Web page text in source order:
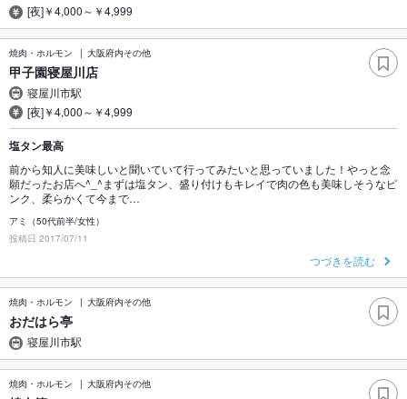
[夜]￥4,000～￥4,999
焼肉・ホルモン 大阪府内その他
甲子園寝屋川店
寝屋川市駅
[夜]￥4,000～￥4,999
塩タン最高
前から知人に美味しいと聞いていて行ってみたいと思っていました！やっと念
願だったお店へ^_^まずは塩タン、盛り付けもキレイで肉の色も美味しそうなピ
ンク、柔らかくて今まで…
アミ（50代前半/女性）
投稿日 2017/07/11
つづきを読む
焼肉・ホルモン 大阪府内その他
おだはら亭
寝屋川市駅
焼肉・ホルモン 大阪府内その他